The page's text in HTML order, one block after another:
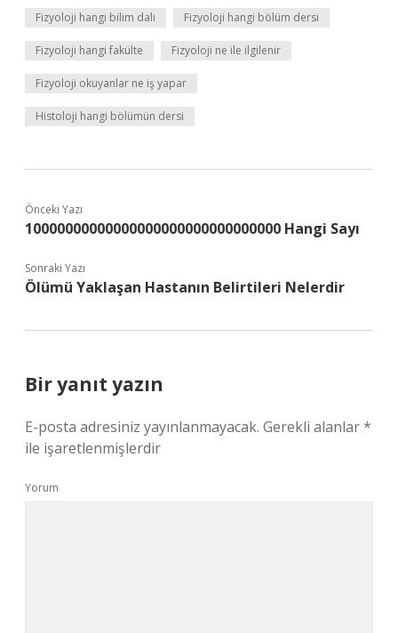
Fizyoloji hangi bilim dalı Fizyoloji hangi bölüm dersi
Fizyoloji hangi fakülte Fizyoloji ne ile ilgilenir
Fizyoloji okuyanlar ne iş yapar
Histoloji hangi bölümün dersi
Önceki Yazı
10000000000000000000000000000000 Hangi Sayı
Sonraki Yazı
Ölümü Yaklaşan Hastanın Belirtileri Nelerdir
Bir yanıt yazın
E-posta adresiniz yayınlanmayacak. Gerekli alanlar*
ile işaretlenmişlerdir
Yorum